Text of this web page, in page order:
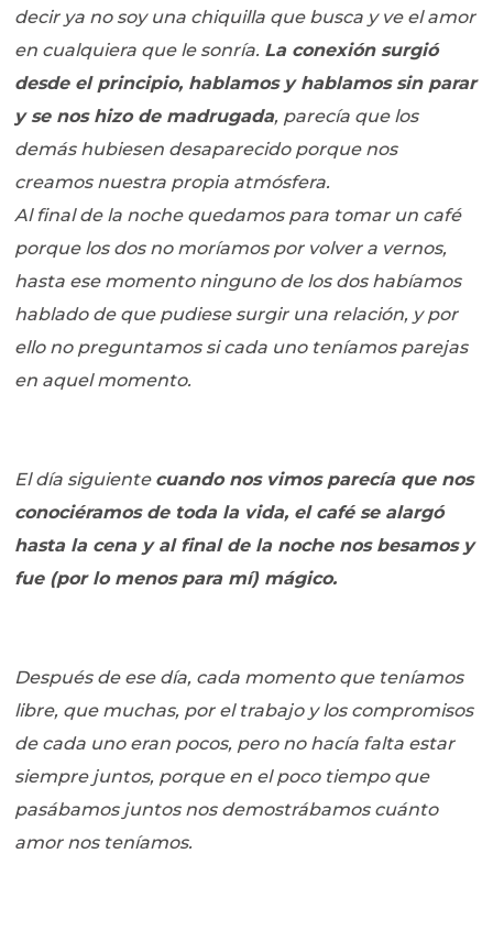
decir ya no soy una chiquilla que busca y ve el amor
en cualquiera que le sonría. La conexión surgió
desde el principio, hablamos y hablamos sin parar
y se nos hizo de madrugada, parecía que los
demás hubiesen desaparecido porque nos
creamos nuestra propia atmósfera.
Al final de la noche quedamos para tomar un café
porque los dos no moríamos por volver a vernos,
hasta ese momento ninguno de los dos habíamos
hablado de que pudiese surgir una relación, y por
ello no preguntamos si cada uno teníamos parejas
en aquel momento.
El día siguiente cuando nos vimos parecía que nos
conociéramos de toda la vida, el café se alargó
hasta la cena y al final de la noche nos besamos y
fue (por lo menos para mí) mágico.
Después de ese día, cada momento que teníamos
libre, que muchas, por el trabajo y los compromisos
de cada uno eran pocos, pero no hacía falta estar
siempre juntos, porque en el poco tiempo que
pasábamos juntos nos demostrábamos cuánto
amor nos teníamos.